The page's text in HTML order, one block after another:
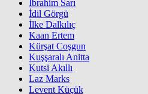
İbrahim Sarı
İdil Görgü
İlke Dalkılıç
Kaan Ertem
Kürşat Coşgun
Kuşşaralı Anitta
Kutsi Akıllı
Laz Marks
Levent Küçük